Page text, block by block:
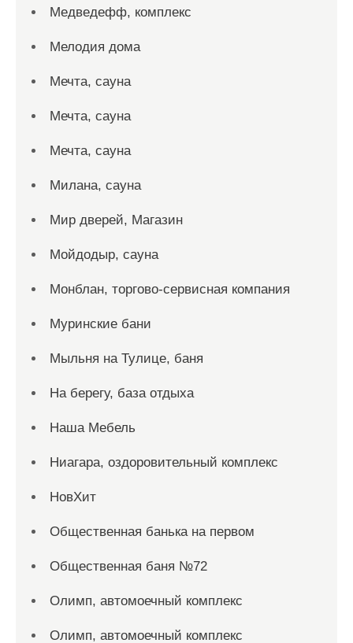
Медведефф, комплекс
Мелодия дома
Мечта, сауна
Мечта, сауна
Мечта, сауна
Милана, сауна
Мир дверей, Магазин
Мойдодыр, сауна
Монблан, торгово-сервисная компания
Муринские бани
Мыльня на Тулице, баня
На берегу, база отдыха
Наша Мебель
Ниагара, оздоровительный комплекс
НовХит
Общественная банька на первом
Общественная баня №72
Олимп, автомоечный комплекс
Олимп, автомоечный комплекс